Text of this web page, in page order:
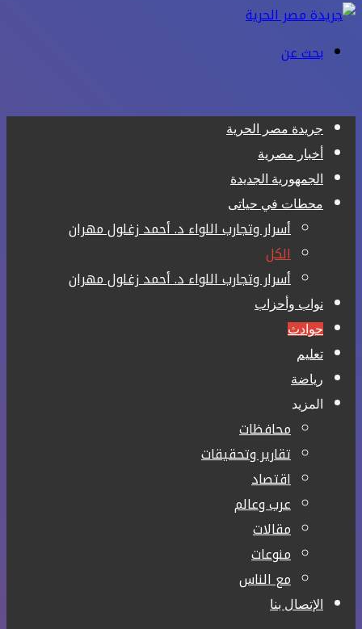
بحث عن
جريدة مصر الحرية
أخبار مصرية
الجمهورية الجديدة
محطات في حياتى
أسرار وتجارب اللواء د. أحمد زغلول مهران
الكل
أسرار وتجارب اللواء د. أحمد زغلول مهران
نواب وأحزاب
حوادث
تعليم
رياضة
المزيد
محافظات
تقارير وتحقيقات
اقتصاد
عرب وعالم
مقالات
منوعات
مع الناس
الإتصال بنا